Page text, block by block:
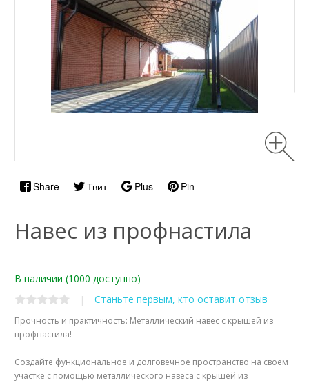
Share Твит Plus Pin
Навес из профнастила
В наличии (1000 доступно)
|
Станьте первым, кто оставит отзыв
Прочность и практичность: Металлический навес с крышей из
профнастила!
Создайте функциональное и долговечное пространство на своем
участке с помощью металлического навеса с крышей из